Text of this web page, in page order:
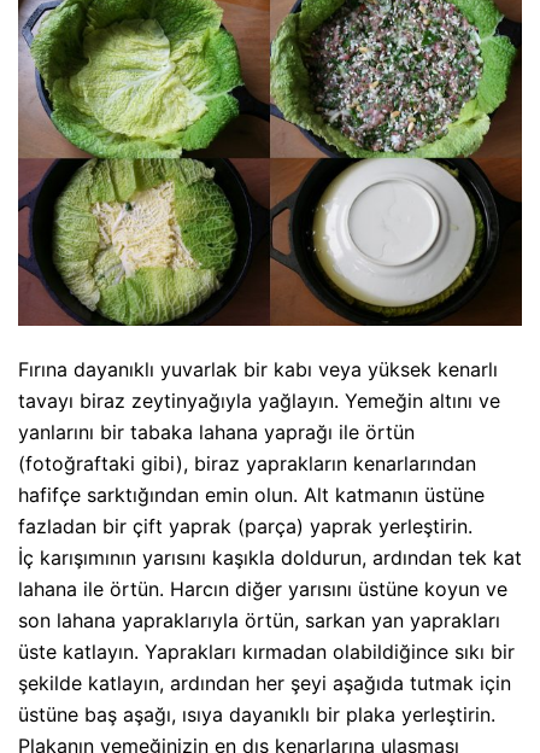
Fırına dayanıklı yuvarlak bir kabı veya yüksek kenarlı
tavayı biraz zeytinyağıyla yağlayın. Yemeğin altını ve
yanlarını bir tabaka lahana yaprağı ile örtün
(fotoğraftaki gibi), biraz yaprakların kenarlarından
hafifçe sarktığından emin olun. Alt katmanın üstüne
fazladan bir çift yaprak (parça) yaprak yerleştirin.
İç karışımının yarısını kaşıkla doldurun, ardından tek kat
lahana ile örtün. Harcın diğer yarısını üstüne koyun ve
son lahana yapraklarıyla örtün, sarkan yan yaprakları
üste katlayın. Yaprakları kırmadan olabildiğince sıkı bir
şekilde katlayın, ardından her şeyi aşağıda tutmak için
üstüne baş aşağı, ısıya dayanıklı bir plaka yerleştirin.
Plakanın yemeğinizin en dış kenarlarına ulaşması